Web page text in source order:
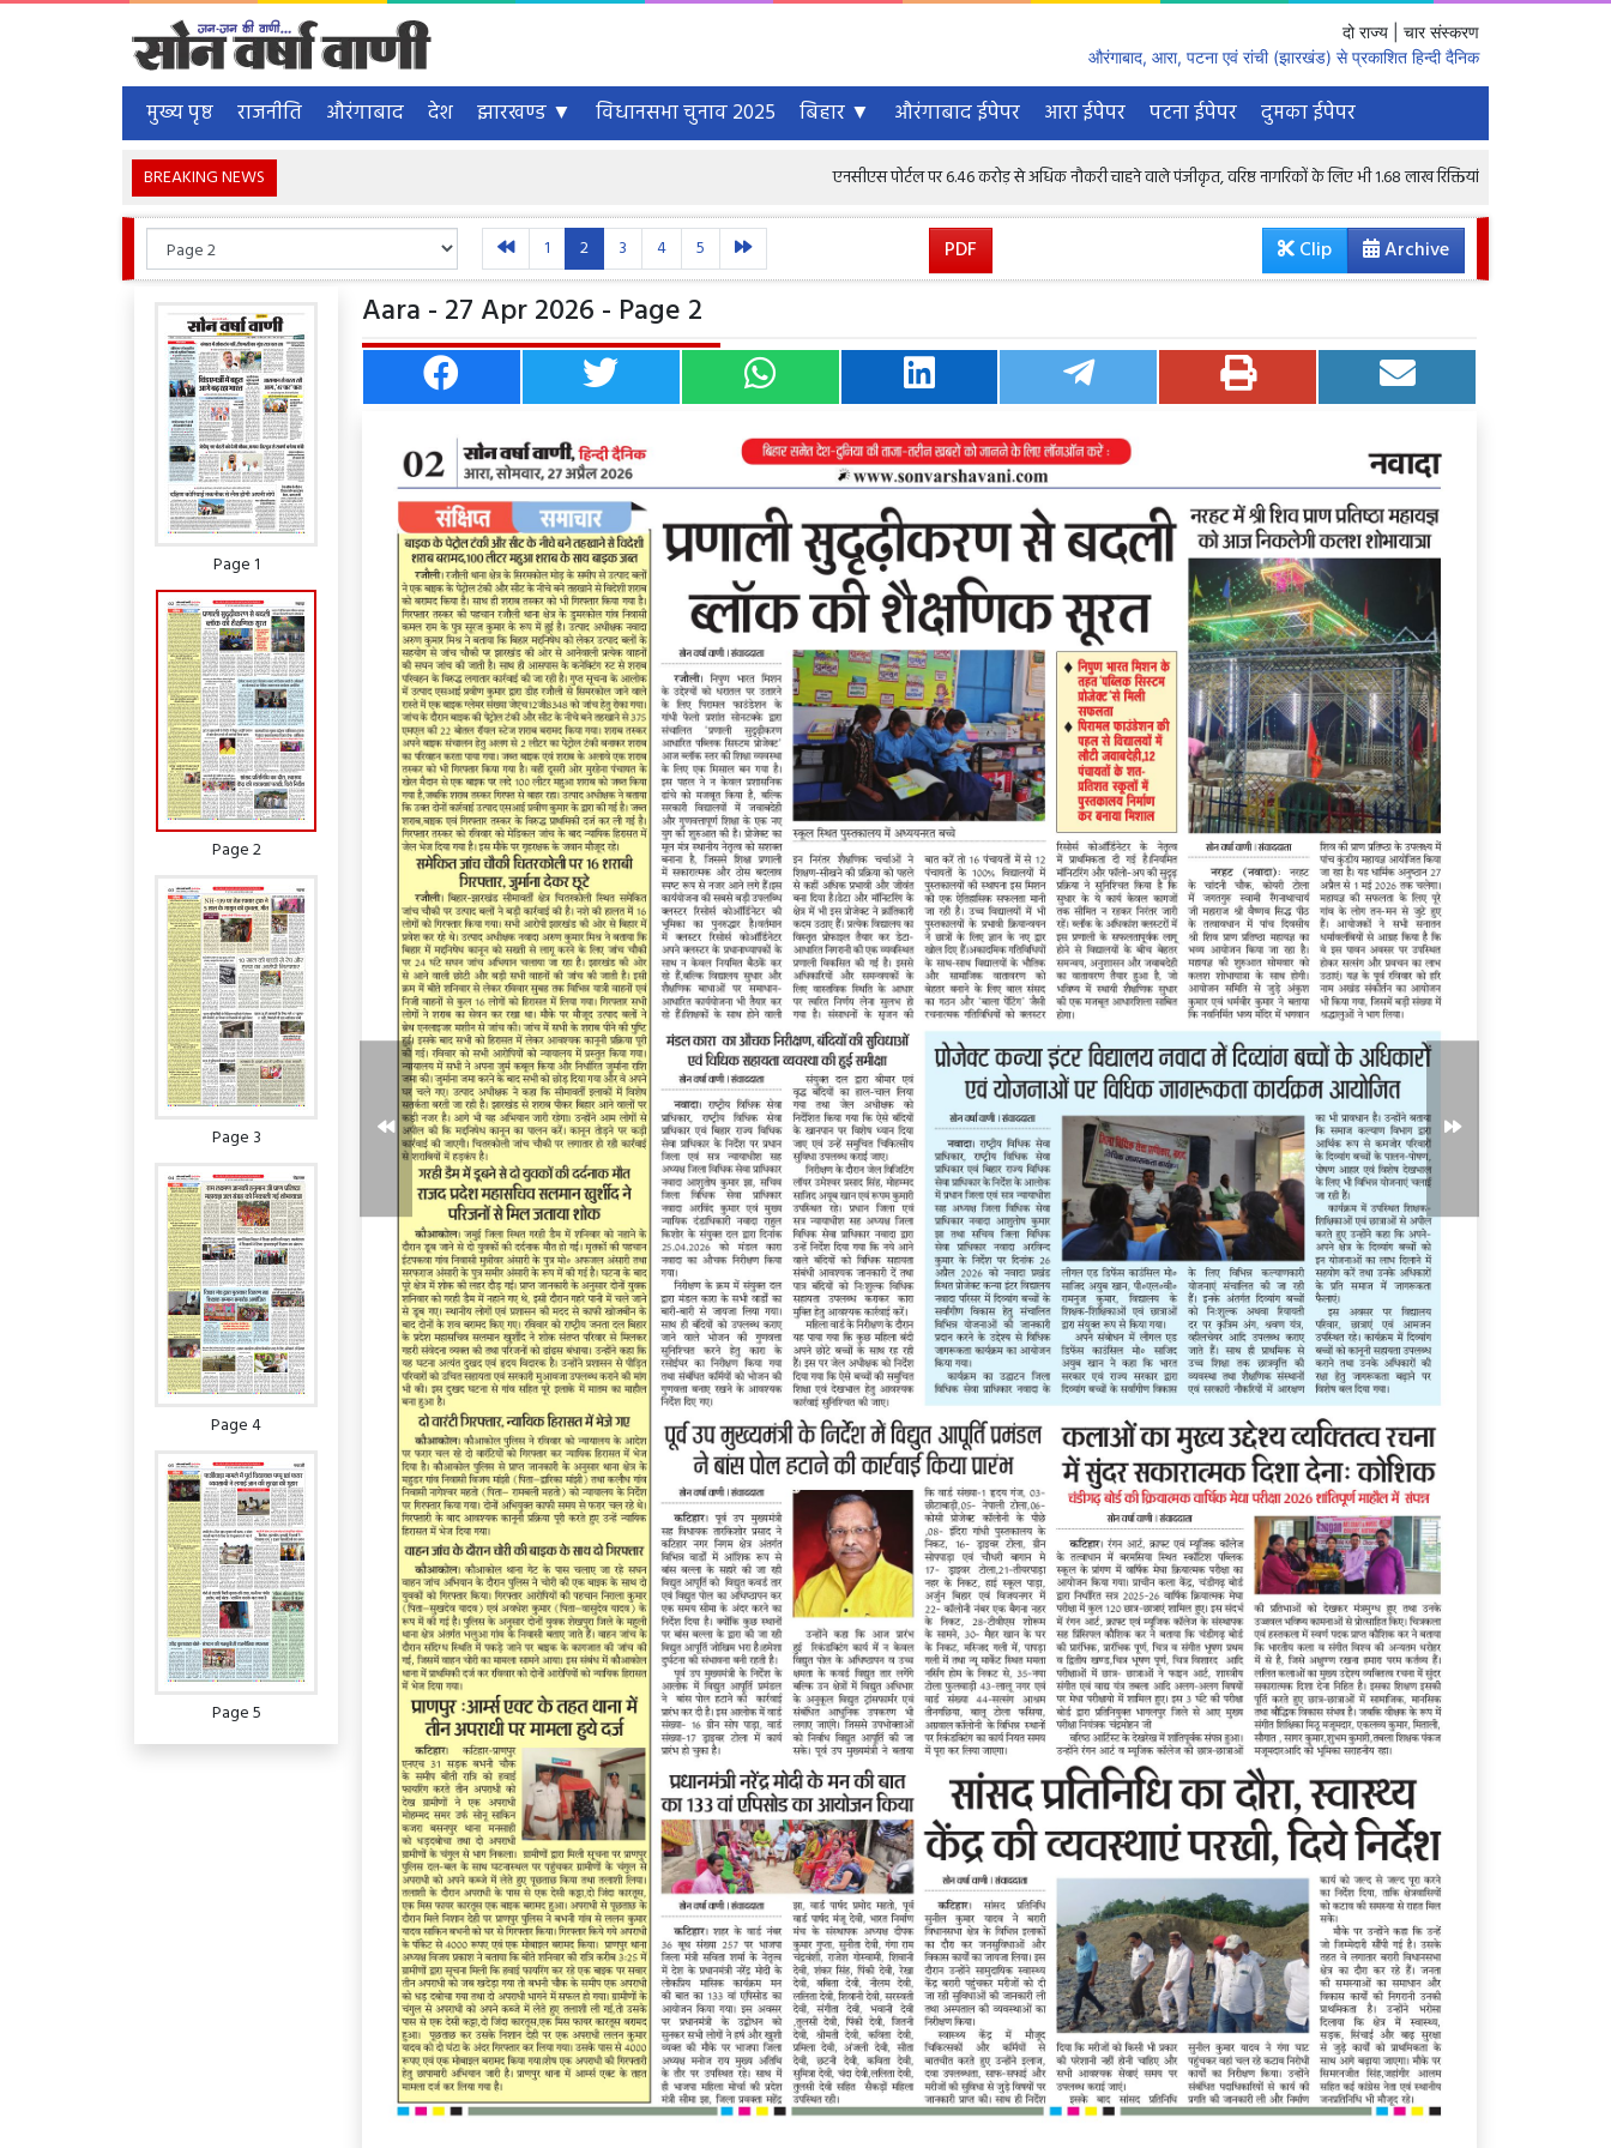
दो राज्य | चार संस्करण
औरंगाबाद, आरा, पटना एवं रांची (झारखंड) से प्रकाशित हिन्दी दैनिक
मुख्य पृष्ठ राजनीति औरंगाबाद देश झारखण्ड ▼ विधानसभा चुनाव 2025 बिहार ▼ औरंगाबाद ईपेपर आरा ईपेपर पटना ईपेपर दुमका ईपेपर
BREAKING NEWS एनसीएस पोर्टल पर 6.46 करोड़ से अधिक नौकरी चाहने वाले पंजीकृत, वरिष्ठ नागरिकों के लिए भी 1.68 लाख रिक्तियां : केंद्रीय मंत्री
1 2 3 4 5 PDF Archive
Clip
Page 1
Page 2
Page 3
Page 4
Page 5
Aara - 27 Apr 2026 - Page 2